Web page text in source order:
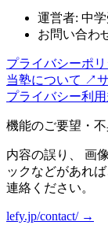
運営者: 中
お問い合わ
プライバシーポ
当塾について ↗
プライバシー利
機能のご要望・
内容の誤り、 画
ックなどがあれ
連絡ください。
lefy.jp/contact/ →